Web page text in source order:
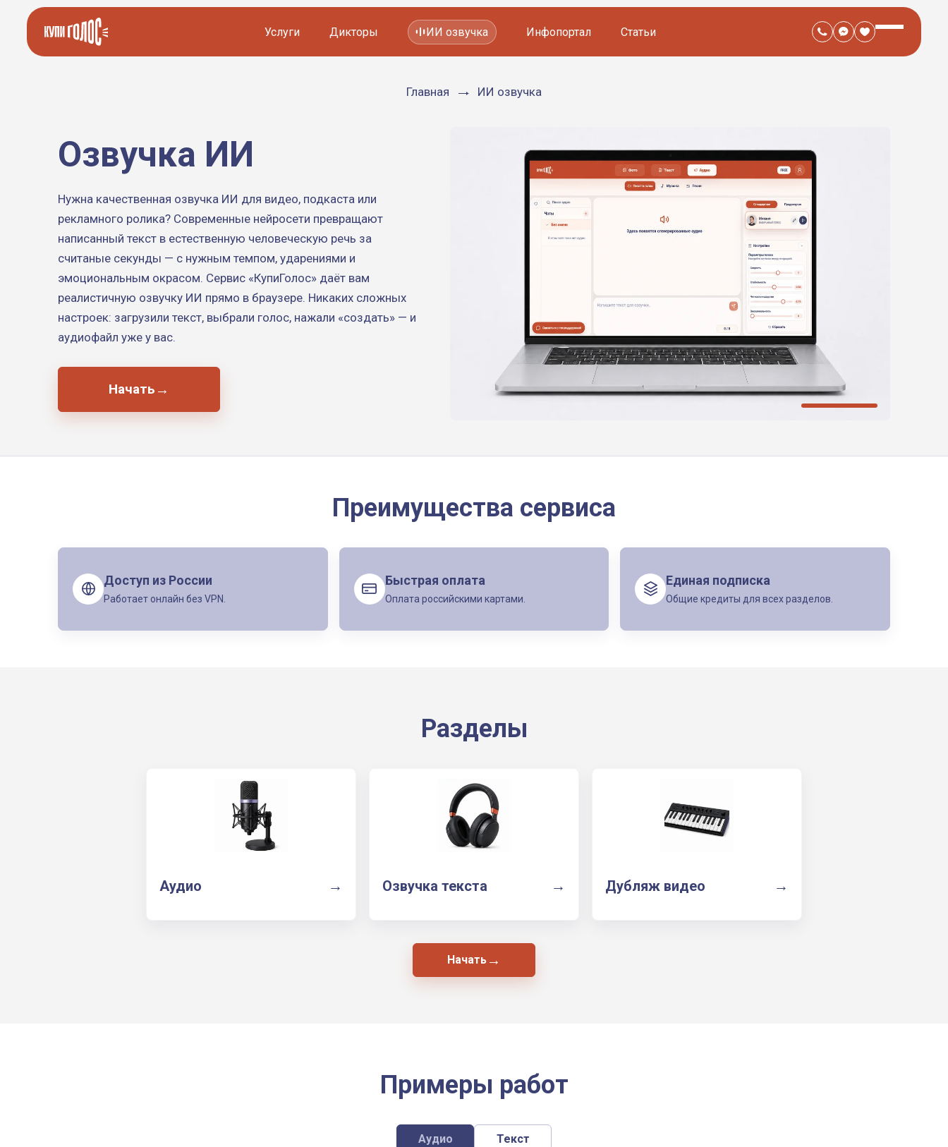
Услуги
Фильмов и сериалов
Работа с текстом
Локализация и перевод
Другие услуги
8 800 200-45-51
Заказать звонок
Дикторы
Актеры озвучки
Контакты дикторов
ИИ голоса
8 800 200-45-51
Заказать звонок
ИИ озвучка Инфопортал Статьи
Главная ИИ озвучка
Озвучка ИИ
Нужна качественная озвучка ИИ для видео, подкаста или
рекламного ролика? Современные нейросети превращают
написанный текст в естественную человеческую речь за
считаные секунды — с нужным темпом, ударениями и
эмоциональным окрасом. Сервис «КупиГолос» даёт вам
реалистичную озвучку ИИ прямо в браузере. Никаких сложных
настроек: загрузили текст, выбрали голос, нажали «создать» — и
аудиофайл уже у вас.
Начать →
Преимущества сервиса
Доступ из России
Работает онлайн без VPN.
Быстрая оплата
Оплата российскими картами.
Единая подписка
Общие кредиты для всех разделов.
Разделы
Аудио → Озвучка текста → Дубляж видео →
Начать →
Примеры работ
Аудио Текст